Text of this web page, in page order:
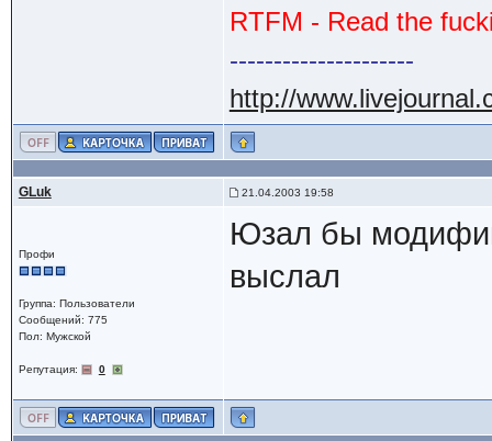
RTFM - Read the
---------------------
http://
GLuk 21.04.2003 19:58
Профи
Группа: Пользователи
Сообщений: 775
Пол: Мужской
Репутация: 0
Юзал бы
выслал